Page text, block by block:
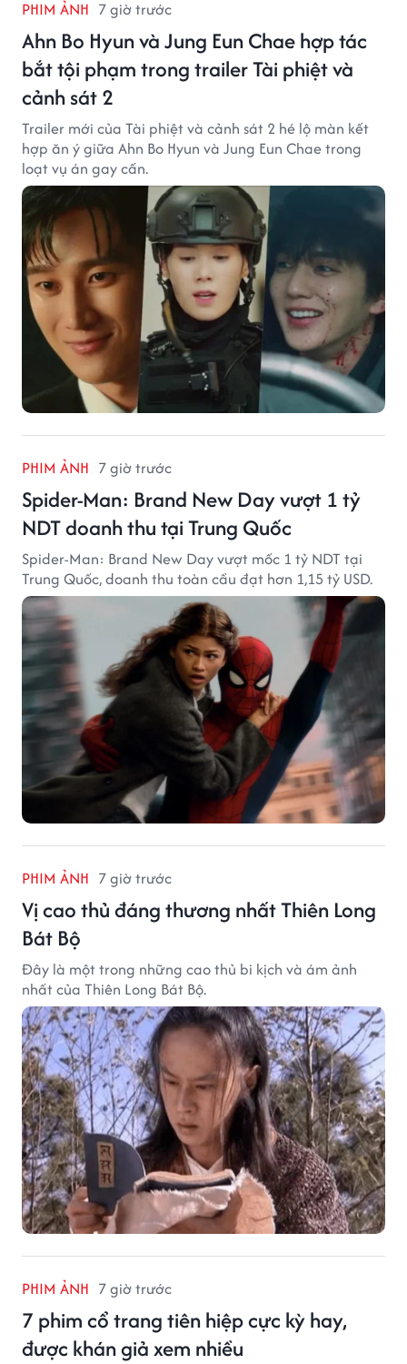
PHIM ẢNH 7 giờ trước
Ahn Bo Hyun và Jung Eun Chae hợp tác
bắt tội phạm trong trailer Tài phiệt và
cảnh sát 2
Trailer mới của Tài phiệt và cảnh sát 2 hé lộ màn kết
hợp ăn ý giữa Ahn Bo Hyun và Jung Eun Chae trong
loạt vụ án gay cấn.
PHIM ẢNH 7 giờ trước
Spider-Man: Brand New Day vượt 1 tỷ
NDT doanh thu tại Trung Quốc
Spider-Man: Brand New Day vượt mốc 1 tỷ NDT tại
Trung Quốc, doanh thu toàn cầu đạt hơn 1,15 tỷ USD.
PHIM ẢNH 7 giờ trước
Vị cao thủ đáng thương nhất Thiên Long
Bát Bộ
Đây là một trong những cao thủ bi kịch và ám ảnh
nhất của Thiên Long Bát Bộ.
PHIM ẢNH 7 giờ trước
7 phim cổ trang tiên hiệp cực kỳ hay,
được khán giả xem nhiều